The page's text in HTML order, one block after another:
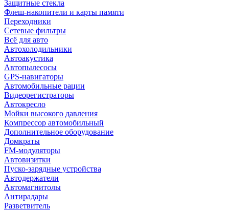
Защитные стекла
Флеш-накопители и карты памяти
Переходники
Сетевые фильтры
Всё для авто
Автохолодильники
Автоакустика
Автопылесосы
GPS-навигаторы
Автомобильные рации
Видеорегистраторы
Автокресло
Мойки высокого давления
Компрессор автомобильный
Дополнительное оборудование
Домкраты
FM-модуляторы
Автовизитки
Пуско-зарядные устройства
Автодержатели
Автомагнитолы
Антирадары
Разветвитель